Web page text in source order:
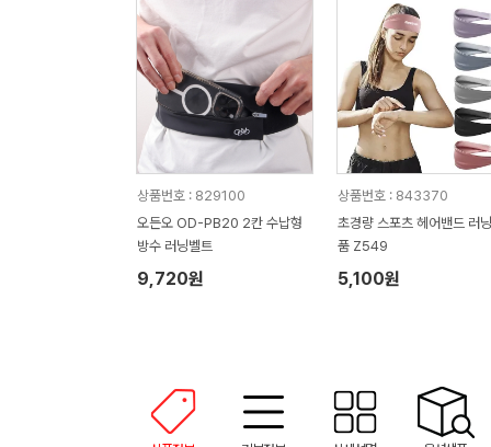
상품번호 : 829100
오든오 OD-PB20 2칸 수납형
방수 러닝벨트
9,720원
상품번호 : 843370
초경량 스포츠 헤어밴드 러
품 Z549
5,100원